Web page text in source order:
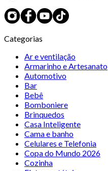
Categorias
Ar e ventilação
Armarinho e Artesanato
Automotivo
Bar
Bebê
Bomboniere
Brinquedos
Casa Inteligente
Cama e banho
Celulares e Telefonia
Copa do Mundo 2026
Cozinha